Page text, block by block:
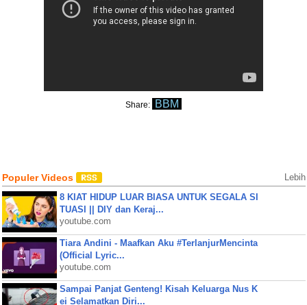
Share: BBM
Populer Videos Lebih
8 KIAT HIDUP LUAR BIASA UNTUK SEGALA SI
TUASI || DIY dan Keraj...
youtube.com
Tiara Andini - Maafkan Aku #TerlanjurMencinta
(Official Lyric...
youtube.com
Sampai Panjat Genteng! Kisah Keluarga Nus K
ei Selamatkan Diri...